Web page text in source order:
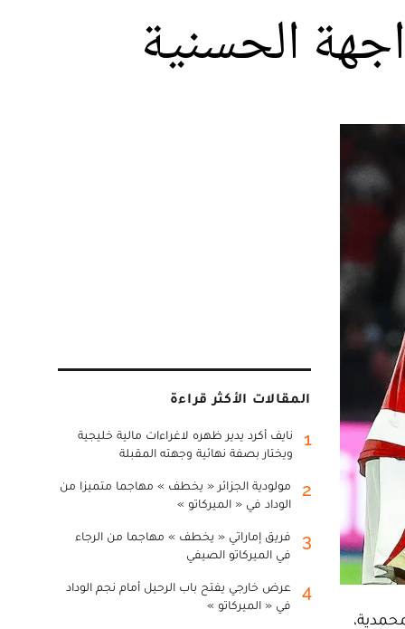
الحسنية
المقالات الأكثر قراءة
1
نايف أكرد يدير ظهره لاغراءات مالية خليجية
ويختار بصفة نهائية وجهته المقبلة
2
مولودية الجزائر « يخطف » مهاجما متميزا من
الوداد في « الميركاتو »
3
فريق إماراتي « يخطف » مهاجما من الرجاء
في الميركاتو الصيفي
4
عرض خارجي يفتح باب الرحيل أمام نجم الوداد
في « الميركاتو »